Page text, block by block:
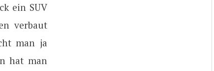
ein SUV
verbaut
man ja
hat man